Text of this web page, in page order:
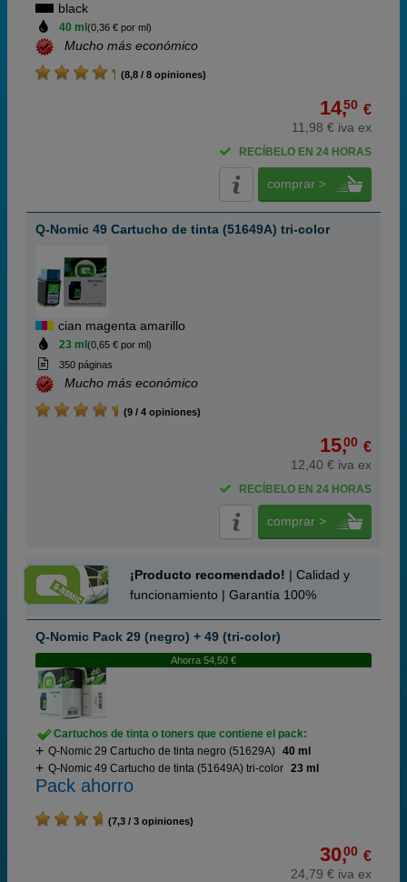
black
40 ml (0,36 € por ml)
Mucho más económico
(8,8 / 8 opiniones)
14,50 €
11,98 € iva ex
RECÍBELO EN 24 HORAS
comprar >
Q-Nomic 49 Cartucho de tinta (51649A) tri-color
cian magenta amarillo
23 ml (0,65 € por ml)
350 páginas
Mucho más económico
(9 / 4 opiniones)
15,00 €
12,40 € iva ex
RECÍBELO EN 24 HORAS
comprar >
¡Producto recomendado! | Calidad y
funcionamiento | Garantía 100%
Q-Nomic Pack 29 (negro) + 49 (tri-color)
Ahorra 54,50 €
Cartuchos de tinta o toners que contiene el pack:
Q-Nomic 29 Cartucho de tinta negro (51629A) 40 ml
Q-Nomic 49 Cartucho de tinta (51649A) tri-color 23 ml
Pack ahorro
(7,3 / 3 opiniones)
30,00 €
24,79 € iva ex